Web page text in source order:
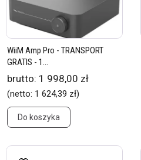
WiiM Amp Pro - TRANSPORT
GRATIS - 1...
brutto: 1 998,00 zł
(netto: 1 624,39 zł)
Do koszyka